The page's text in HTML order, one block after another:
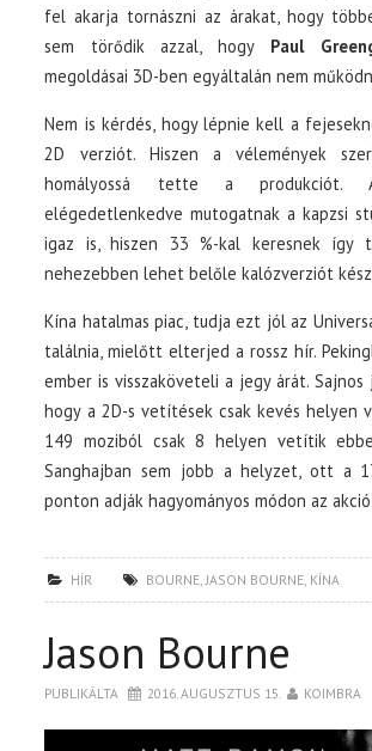
fel akarja tornászni az árakat, hogy
sem törődik azzal, hogyPaul
megoldásai 3D-ben egyáltalán nem
Nem is kérdés, hogy lépnie kell a
2D verziót. Hiszen a vélemények
homályossá tette a produkciót.
elégedetlenkedve mutogatnak a kapzsi
igaz is, hiszen 33 %-kal keresnek így
nehezebben lehet belőle kalózverziót
Kína hatalmas piac, tudja ezt jól az
találnia, mielőtt elterjed a rossz hír.
ember is visszaköveteli a jegy árát.
hogy a 2D-s vetítések csak kevés helyen
149 moziból csak 8 helyen vetítik
Sanghajban sem jobb a helyzet, ott a
ponton adják hagyományos módon az
HÍR BOURNE,JASON BOURNE, KÍNA
Jason Bourne
PUBLIKÁLTA 2016. AUGUSZTUS 15. KOIMBRA